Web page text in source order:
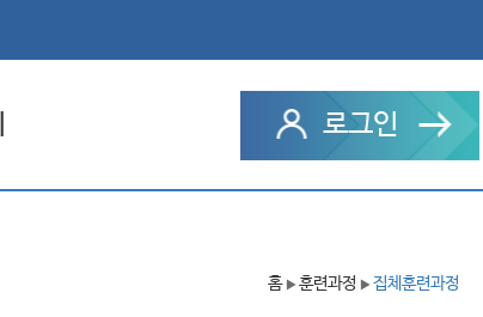
로그인
홈 ▶ 훈련과정 ▶ 집체훈련과정